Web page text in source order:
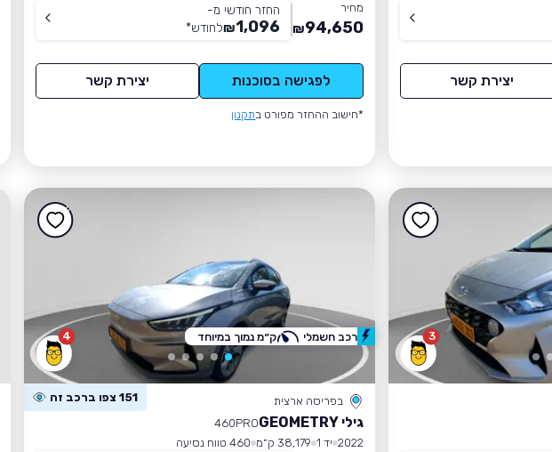
יצירת קשר
מחיר
94,650
₪
החזר חודשי מ-
1,096
₪לחודש*
לפגישה בסוכנות יצירת קשר
*חישוב ההחזר מפורט בתקנון
3
4
בפריסה ארצית 151 צפו ברכב זה
גילי GEOMETRY
460PRO
2022 יד 1 38,179 ק״מ
460 טווח נסיעה
רכב חשמלי ק״מ נמוך במיוחד